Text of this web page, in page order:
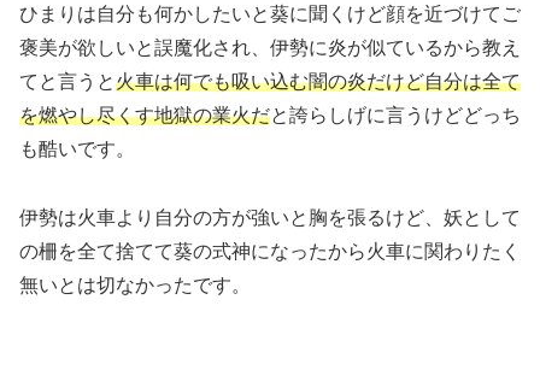
ひまりは自分も何かしたいと葵に聞くけど顔を近づけてご
褒美が欲しいと誤魔化され、伊勢に炎が似ているから教え
てと言うと火車は何でも吸い込む闇の炎だけど自分は全て
を燃やし尽くす地獄の業火だと誇らしげに言うけどどっち
も酷いです。
伊勢は火車より自分の方が強いと胸を張るけど、妖として
の柵を全て捨てて葵の式神になったから火車に関わりたく
無いとは切なかったです。